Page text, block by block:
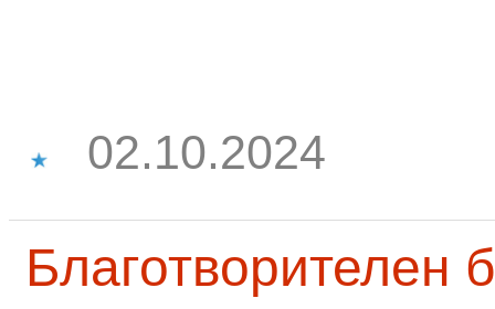
02.10.2024
Благотворителен